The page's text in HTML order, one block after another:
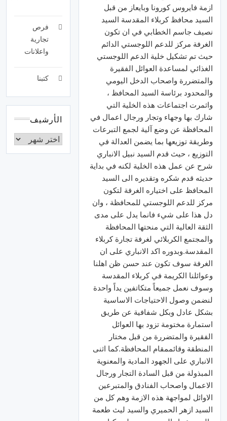
ازمة فايروس كورونا وبايعاز من قبل
السيد محافظ كربلاء المقدسة السيد
نصيف جاسم الخطابي في ان تكون
الغرفة مركز للدعم اللوجستي الدائم
حيث تم تشكيل خلية الدعم اللوجستي
الغذائي لمساعدة العوائل الفقيرة
والمتضررة واصحاب الدخل اليومي
والمحدود برئاسة السيد المحافظ ،
واثمرت اجتماعات هذه الخلية التي
شارك بها وجهاء وتجار ورجال اعمال في
المحافظة عن وضع آلية لجمع التبرعات
وطريقة توزيعها بما يضمن العدالة في
التوزيع ، حيث قدم السيد نبيل الانباري
شرح عن عمل هذه الخلية لكنه في بداية
حديثه قدم شكره وتقديره الى السيد
المحافظ على اختياره الغرفة لتكون
مركز للدعم اللوجستي للمحافظة ، وان
دل هذا على شيء فانما يدل على مدى
الثقة العالية التي منحتها المحافظة
والمجتمع الكربلائي لغرفة تجارة كربلاء
المقدسة.وبدوره اكد الانباري على ان
الغرفة سوف تكون عند حسن ظن اهلنا
وعوائلنا الكريمة في كربلاء المقدسة
وسوف نعمل جميعاً متكاتفين يداً واحدة
لنضمن وصول الاحتياجات الاساسية
بشكل عادل وبكل شفافية عن طريق
استمارة مختومة تزود بها العوائل
الفقيرة والمتضررة من قبل مختار
المنطقة وقائممقام المحافظة.كما اثنى
الانباري على الجهود المادية والمعنوية
المبذولة من قبل السادة التجار ورجال
الاعمال واصحاب الفنادق والمتبرعين
الاوائل لمواجهة هذه الازمة وهم كل من
السيد ازهر الحميري والسيد ليث طعمة
فرص
تجارية
واعلانات
كتبنا
الأرشيف